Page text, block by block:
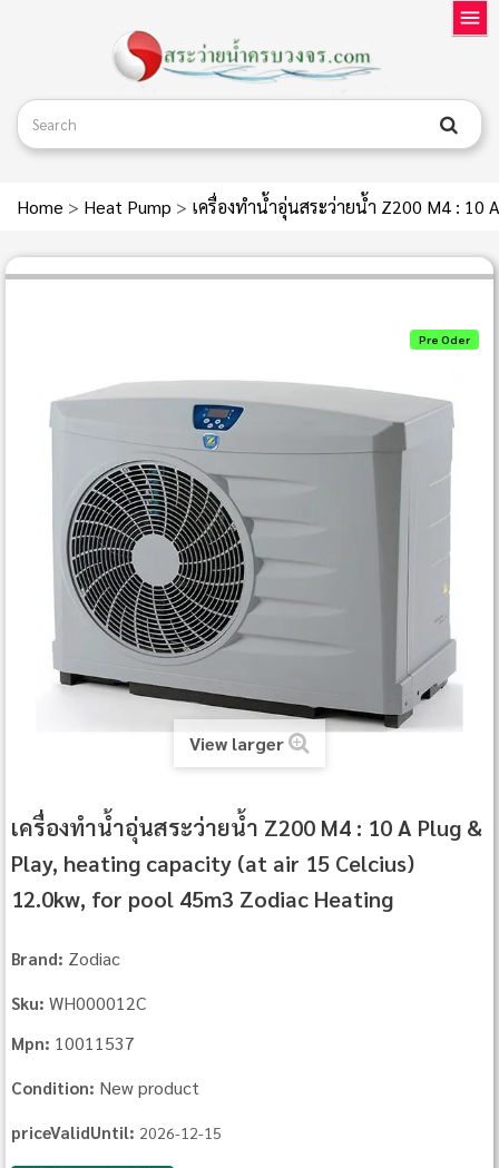
Home > Heat Pump > เครื่องทำน้ำอุ่นสระว่ายน้ำ Z200 M4 : 10
Pre Oder
View larger
เครื่องทำน้ำอุ่นสระว่ายน้ำ Z200 M4 : 10 A Plug &
Play, heating capacity (at air 15 Celcius)
12.0kw, for pool 45m3 Zodiac Heating
Brand: Zodiac
Sku: WH000012C
Mpn: 10011537
Condition: New product
priceValidUntil: 2026-12-15